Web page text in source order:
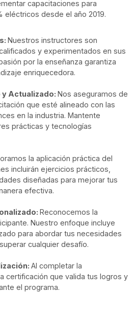
capacitaciones para
eléctricos desde el año 2019.
Nuestros instructores son
y experimentados en sus
por la enseñanza garantiza
enriquecedora.
y Actualizado: Nos aseguramos de
que esté alineado con las
en la industria. Mantente
prácticas y tecnologías
la aplicación práctica del
incluirán ejercicios prácticos,
diseñadas para mejorar tus
efectiva.
Reconocemos la
Nuestro enfoque incluye
para abordar tus necesidades
cualquier desafío.
Al completar la
certificación que valida tus logros y
el programa.